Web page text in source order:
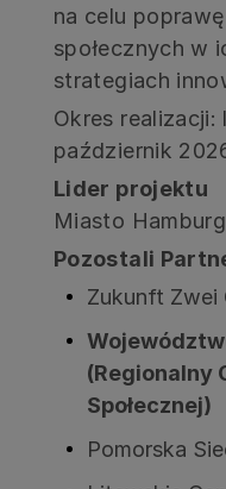
na celu
społecznych w
strategiach
Okres
październik
Lider projektu
Miasto Hamburg
Pozostali
Zukunft Zwei
(Regionalny
Społecznej)
Pomorska